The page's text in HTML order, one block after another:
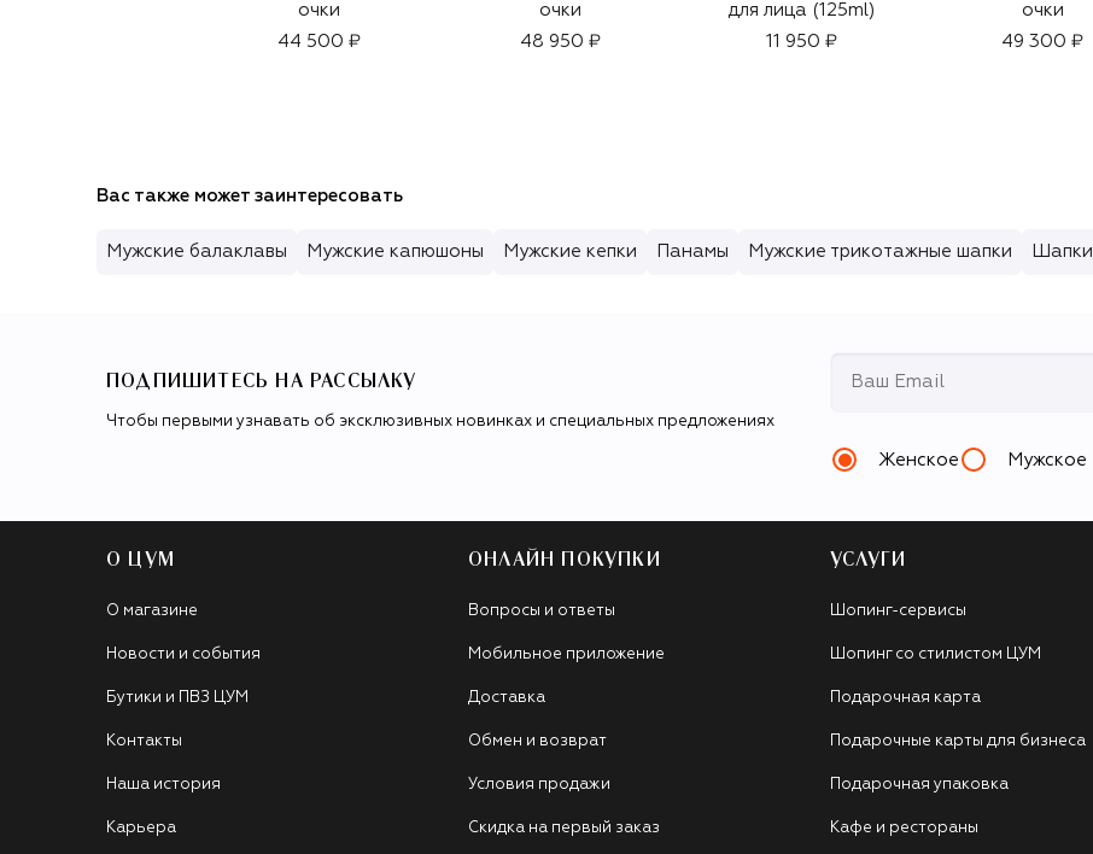
очки
44 500 ₽
очки
48 950 ₽
для лица (125ml)
11 950 ₽
очки
49 300 ₽
Вас также может заинтересовать
Мужские балаклавы Мужские капюшоны Мужские кепки Панамы Мужские трикотажные шапки Шапки
ПОДПИШИТЕСЬ НА РАССЫЛКУ
Чтобы первыми узнавать об эксклюзивных новинках и специальных предложениях
Женское Мужское
О ЦУМ
О магазине
Новости и события
Бутики и ПВЗ ЦУМ
Контакты
Наша история
Карьера
ОНЛАЙН ПОКУПКИ
Вопросы и ответы
Мобильное приложение
Доставка
Обмен и возврат
Условия продажи
Скидка на первый заказ
УСЛУГИ
Шопинг-сервисы
Шопинг со стилистом ЦУМ
Подарочная карта
Подарочные карты для бизнеса
Подарочная упаковка
Кафе и рестораны